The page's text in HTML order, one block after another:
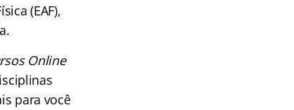
(EAF),
Online
para você